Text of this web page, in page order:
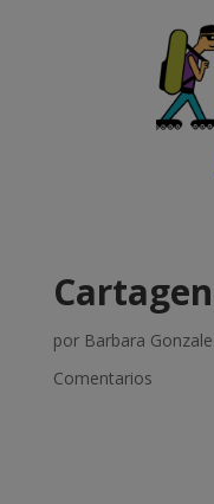
por Barbara
Comentarios